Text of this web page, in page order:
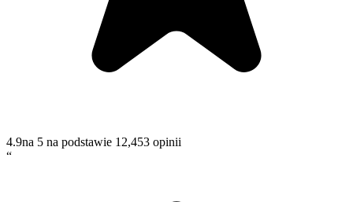
4.9na 5 na podstawie 12,453 opinii
“